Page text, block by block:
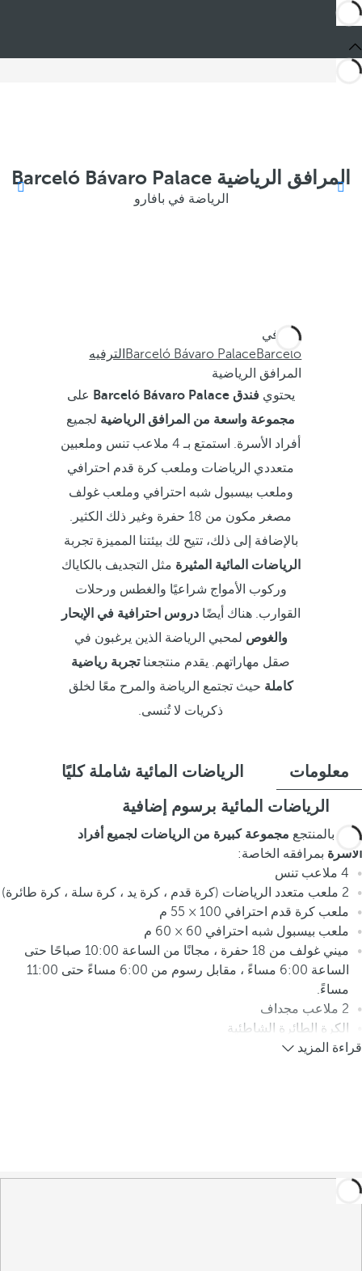
المرافق الرياضية Barceló Bávaro Palace
الرياضة في بافارو
أنت في
Barceló
Barceló Bávaro Palace الترفيه
المرافق الرياضية
يحتويفندق Barceló Bávaro Palace
على
مجموعة واسعة من المرافق الرياضية لجميع
أفراد الأسرة. استمتع بـ 4 ملاعب تنس وملعبين
متعددي الرياضات وملعب كرة قدم احترافي
وملعب بيسبول شبه احترافي وملعب غولف
مصغر مكون من 18 حفرة وغير ذلك الكثير.
بالإضافة إلى ذلك، تتيح لك بيئتنا المميزة تجربة
الرياضات المائية المثيرة مثل التجديف بالكاياك
وركوب الأمواج شراعيًا والغطس ورحلات
القوارب. هناك أيضًادروس احترافية في الإبحار
والغوص لمحبي الرياضة الذين يرغبون في
صقل مهاراتهم. يقدم منتجعنا تجربة رياضية
كاملة حيث تجتمع الرياضة والمرح معًا لخلق
ذكريات لا تُنسى.
معلومات
الرياضات المائية شاملة كليًا
الرياضات المائية برسوم إضافية
يوجد بالمنتجع مجموعة كبيرة من الرياضات لجميع أفراد
الأسرة بمرافقه الخاصة:
4 ملاعب تنس
2 ملعب متعدد الرياضات (كرة قدم ، كرة يد ، كرة سلة ، كرة طائرة)
ملعب كرة قدم احترافي 100 × 55 م
ملعب بيسبول شبه احترافي 60 × 60 م
ميني غولف من 18 حفرة ، مجانًا من الساعة 10:00 صباحًا حتى
الساعة 6:00 مساءً ، مقابل رسوم من 6:00 مساءً حتى 11:00
مساءً.
2 ملاعب مجداف
الكرة الطائرة الشاطئية
قراءة المزيد